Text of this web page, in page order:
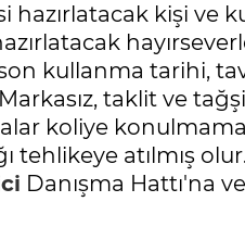
hazırlatacak kişi ve
kullanma tarihi,
taklit ve
koliye
tehlikeye atılmış
Danışma Hattı'na